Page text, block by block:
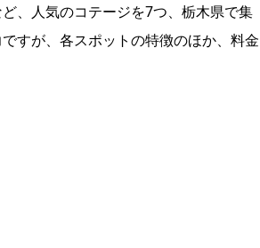
、人気のコテージを7つ、栃木県で集
すが、各スポットの特徴のほか、料金